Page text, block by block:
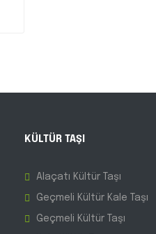
KÜLTÜR TAŞI
Alaçatı Kültür Taşı
Geçmeli Kültür Kale Taşı
Geçmeli Kültür Taşı